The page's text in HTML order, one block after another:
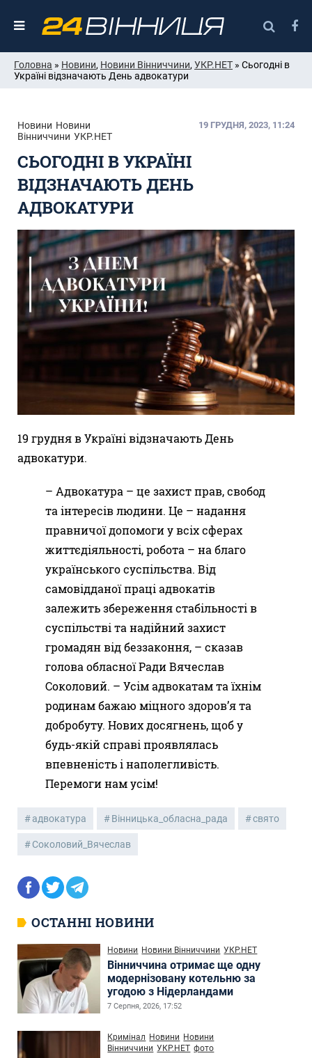
Головна » Новини, Новини Вінниччини, УКР.НЕТ » Сьогодні в
Україні відзначають День адвокатури
Новини Новини
Вінниччини УКР.НЕТ
19 ГРУДНЯ, 2023, 11:24
СЬОГОДНІ В УКРАЇНІ
ВІДЗНАЧАЮТЬ ДЕНЬ
АДВОКАТУРИ
19 грудня в Україні відзначають День
адвокатури.
– Адвокатура – це захист прав, свобод
та інтересів людини. Це – надання
правничої допомоги у всіх сферах
життєдіяльності, робота – на благо
українського суспільства. Від
самовідданої праці адвокатів
залежить збереження стабільності в
суспільстві та надійний захист
громадян від беззаконня, – сказав
голова обласної Ради Вячеслав
Соколовий. – Усім адвокатам та їхнім
родинам бажаю міцного здоров’я та
добробуту. Нових досягнень, щоб у
будь-якій справі проявлялась
впевненість і наполегливість.
Перемоги нам усім!
адвокатура Вінницька_обласна_рада свято
Соколовий_Вячеслав
ОСТАННІ НОВИНИ
Новини Новини Вінниччини УКР.НЕТ
Вінниччина отримає ще одну
модернізовану котельню за
угодою з Нідерландами
7 Серпня, 2026, 17:52
Кримінал Новини Новини
Вінниччини УКР.НЕТ фото